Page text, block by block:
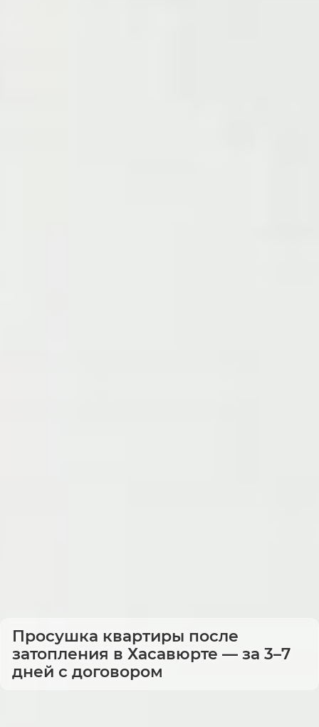
Просушка квартиры после
затопления в Хасавюрте — за 3–7
дней с договором